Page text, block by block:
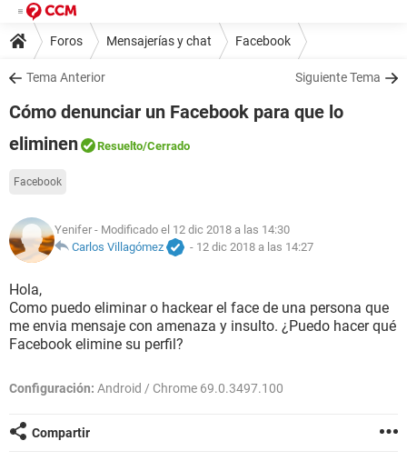
Foros Mensajerías y chat Facebook
Tema Anterior Siguiente Tema
Cómo denunciar un Facebook para que lo
eliminen
Resuelto/Cerrado
Facebook
Yenifer - Modificado el 12 dic 2018 a las 14:30
Carlos Villagómez
- 12 dic 2018 a las 14:27
Hola,
Como puedo eliminar o hackear el face de una persona que
me envia mensaje con amenaza y insulto. ¿Puedo hacer qué
Facebook elimine su perfil?
Configuración: Android / Chrome 69.0.3497.100
Compartir